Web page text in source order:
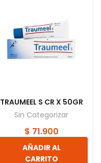
TRAUMEEL S CR X 50GR
Sin Categorizar
$ 71.900
AÑADIR AL
CARRITO